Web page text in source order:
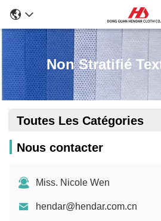
Non Stratifié
Toutes Les Catégories
Nous contacter
Miss. Nicole Wen
hendar@hendar.com.cn